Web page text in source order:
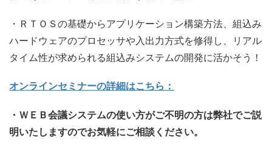
・ＲＴＯＳの基礎からアプリケーション構築方法、組込み
ハードウェアのプロセッサや入出力方式を修得し、リアル
タイム性が求められる組込みシステムの開発に活かそう！
オンラインセミナーの詳細はこちら：
・ＷＥＢ会議システムの使い方がご不明の方は弊社でご説
明いたしますのでお気軽にご相談ください。